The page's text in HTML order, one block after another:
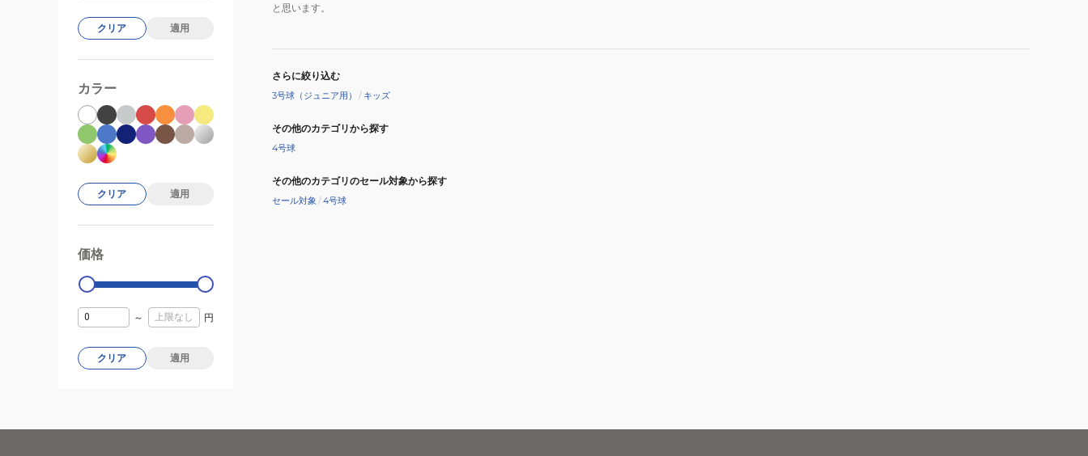
と思います。
さらに絞り込む
3号球（ジュニア用） / キッズ
その他のカテゴリから探す
4号球
その他のカテゴリのセール対象から探す
セール対象 /4号球
クリア 適用
カラー
クリア 適用
価格
0
～ 円
クリア 適用